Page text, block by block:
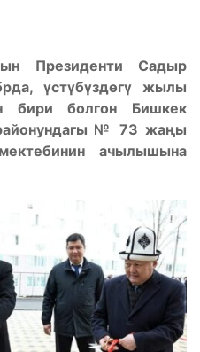
Президенти Садыр
үстүбүздөгү жылы
бири болгон Бишкек
№ 73 жаңы
ачылышына